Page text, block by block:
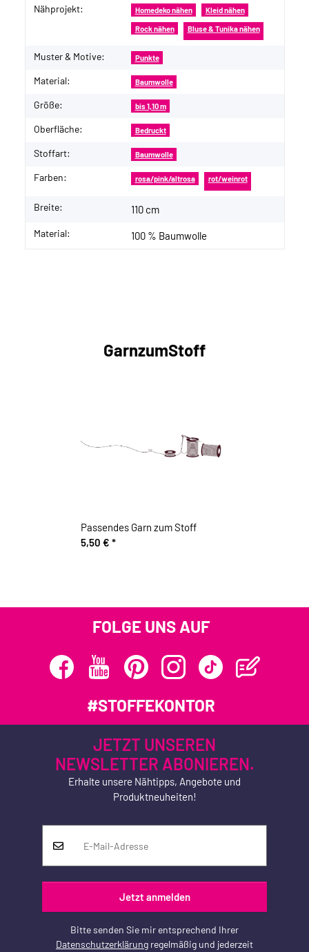
Produkteigenschaft
Wert
Nähprojekt: Homedeko nähen Kleid nähen
Rock nähen Bluse & Tunika nähen
Muster & Motive: Punkte
Material: Baumwolle
Größe: bis 1,10 m
Oberfläche: Bedruckt
Stoffart: Baumwolle
Farben: rosa/pink/altrosa rot/weinrot
Breite: 110 cm
Material: 100 % Baumwolle
GarnzumStoff
Passendes Garn zum Stoff
5,50 € *
FOLGE UNS AUF
#STOFFEKONTOR
JETZT UNSEREN
NEWSLETTER ABONIEREN.
Erhalte unsere Nähtipps, Angebote und
Produktneuheiten!
Jetzt anmelden
Bitte senden Sie mir entsprechend Ihrer
Datenschutzerklärung regelmäßig und jederzeit